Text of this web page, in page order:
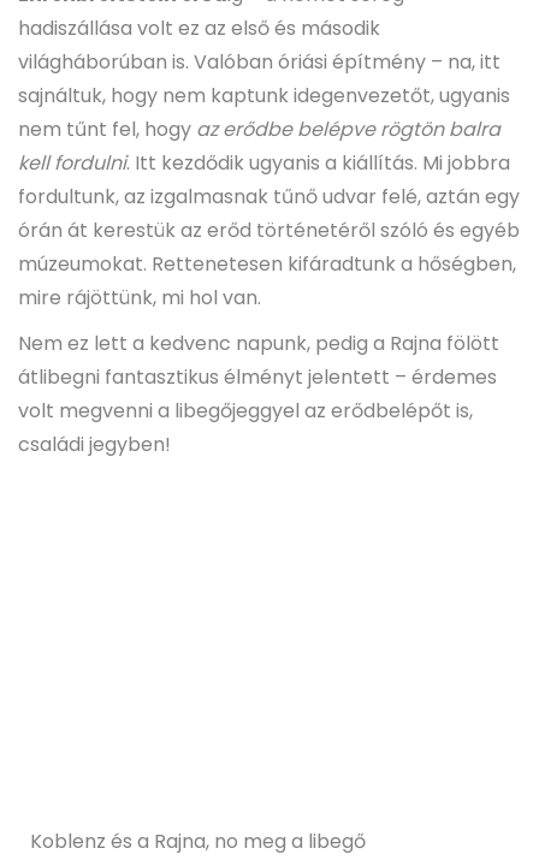
hadiszállása volt ez az első és második
világháborúban is. Valóban óriási építmény – na, itt
sajnáltuk, hogy nem kaptunk idegenvezetőt, ugyanis
nem tűnt fel, hogy az erődbe belépve rögtön balra
kell fordulni. Itt kezdődik ugyanis a kiállítás. Mi jobbra
fordultunk, az izgalmasnak tűnő udvar felé, aztán egy
órán át kerestük az erőd történetéről szóló és egyéb
múzeumokat. Rettenetesen kifáradtunk a hőségben,
mire rájöttünk, mi hol van.
Nem ez lett a kedvenc napunk, pedig a Rajna fölött
átlibegni fantasztikus élményt jelentett – érdemes
volt megvenni a libegőjeggyel az erődbelépőt is,
családi jegyben!
Koblenz és a Rajna, no meg a libegő